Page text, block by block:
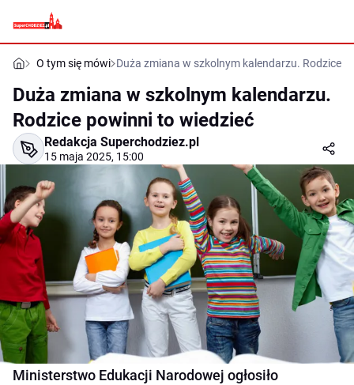
O tym się mówi Duża zmiana w szkolnym kalendarzu. Rodzice
Duża zmiana w szkolnym kalendarzu.
Rodzice powinni to wiedzieć
Redakcja Superchodziez.pl
15 maja 2025, 15:00
Ministerstwo Edukacji Narodowej ogłosiło